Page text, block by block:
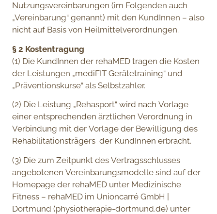
Nutzungsvereinbarungen (im Folgenden auch
„Vereinbarung“ genannt) mit den KundInnen – also
nicht auf Basis von Heilmittelverordnungen.
§ 2 Kostentragung
(1) Die KundInnen der rehaMED tragen die Kosten
der Leistungen „mediFIT Gerätetraining“ und
„Präventionskurse“ als Selbstzahler.
(2) Die Leistung „Rehasport“ wird nach Vorlage
einer entsprechenden ärztlichen Verordnung in
Verbindung mit der Vorlage der Bewilligung des
Rehabilitationsträgers der KundInnen erbracht.
(3) Die zum Zeitpunkt des Vertragsschlusses
angebotenen Vereinbarungsmodelle sind auf der
Homepage der rehaMED unter Medizinische
Fitness – rehaMED im Unioncarré GmbH |
Dortmund (physiotherapie-dortmund.de) unter